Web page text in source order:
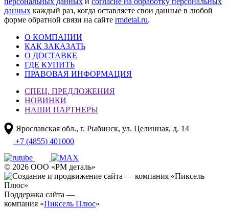
данных каждый раз, когда оставляете свои данные в любой
форме обратной связи на сайте rmdetal.ru.
О КОМПАНИИ
КАК ЗАКАЗАТЬ
О ДОСТАВКЕ
ГДЕ КУПИТЬ
ПРАВОВАЯ ИНФОРМАЦИЯ
СПЕЦ. ПРЕДЛОЖЕНИЯ
НОВИНКИ
НАШИ ПАРТНЕРЫ
Ярославская обл., г. Рыбинск, ул. Целинная, д. 14
+7 (4855) 401000
© 2026 ООО «РМ деталь»
Поддержка сайта —
компания «Пиксель Плюс»